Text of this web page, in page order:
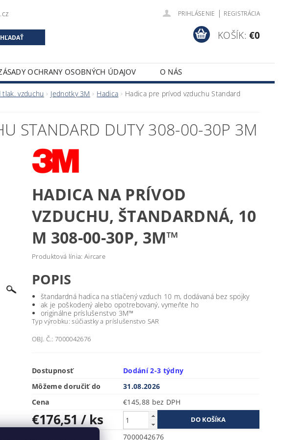
PRIHLÁSENIE | REGISTRÁCIA
KOŠÍK: €0
OCHRANY OSOBNÝCH ÚDAJOV
O NÁS
tlak. vzduchu Jednotky 3M Hadica
Hadica pre prívod vzduchu Standard
STANDARD DUTY 308-00-30P 3M
HADICA NA PRÍVOD
VZDUCHU, ŠTANDARDNÁ, 10
M 308-00-30P, 3M™
Produktová línia: Aircare
POPIS
štandardná hadica na stlačený vzduch 10 m, dodávaná bez spojky
ak je poškodený alebo opotrebovaný, vymeňte ho
originálne príslušenstvo 3M™
Typ výrobku: súčiastky a príslušenstvo SAR
OBJ. Č.: 7000042676
Dostupnosť
Dodání 2-3 týdny
Môžeme doručiť do
31.08.2026
Cena
€145,88 bez DPH
€176,51/ ks
7000042676